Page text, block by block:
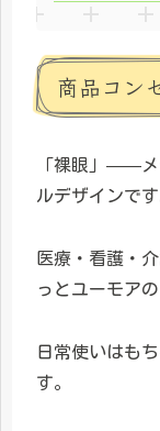
商品コン
「裸眼」——メ
ルデザインです
医療・看護・
っとユーモア
日常使いはも
す。